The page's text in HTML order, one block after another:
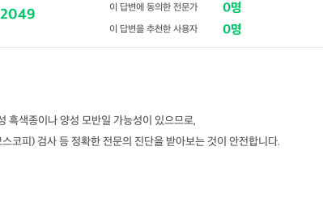
2049 이 답변에 동의한 전문가 0명
이 답변을 추천한 사용자 0명
흑색종이나 양성 모반일 가능성이 있으므로,
코피) 검사 등 정확한 전문의 진단을 받아보는 것이 안전합니다.